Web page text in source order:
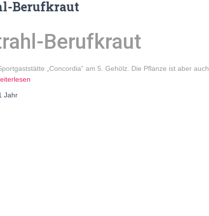
Berufkraut
Berufkraut
„Concordia“ am 5. Gehölz. Die Pflanze ist aber auch
Jahr